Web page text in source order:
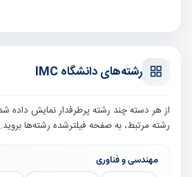
رشته‌های دانشگاه IMC
رشته مرتبط، به صفحه فیلترشده رشته‌ها بروید.
مهندسی و فناوری